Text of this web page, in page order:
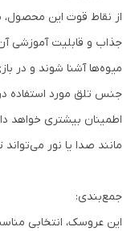
از نقاط قوت این
جذاب و قابلیت آموزشی
میوه‌ها آشنا شوند و در
جنس تلق مورد استفاده
اطمینان بیشتری خواهد
مانند صدا یا نور
جمع‌بندی:
این عروسک، انتخابی